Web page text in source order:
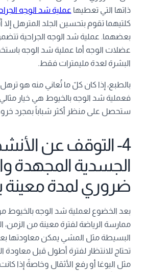
ذاتها التي تعطيها عملية شد الوجه
كلتيهما تقوم بتحسين الجلد المترهل إلا
بعضهما. عملية شد الوجه الجراحية تتضمن
عضلات الوجه أما عملية شد الوجه
البشرة لعدة مليمترات فقط.
بالطبع، إذا كان كلّ ما تُعاني منه هو
فعملية شد الوجه بالخيوط هي خيار
ستحصل على منظر أكثر شباباً بمجرد
4- التوقف عن
الجسدية المجهدة
ضروري لمدة معينة
بعد الخضوع لعملية شد الوجه بالخيوط
ممارسة الرياضة لفترة معينة من الزمن،
البسيطة مثل المشي يمكن معاودتها
تحتاج للانتظار لفترة أطول قبل معاودة
مثل اليوغا أو رفع الأثقال وخاصةً إذا